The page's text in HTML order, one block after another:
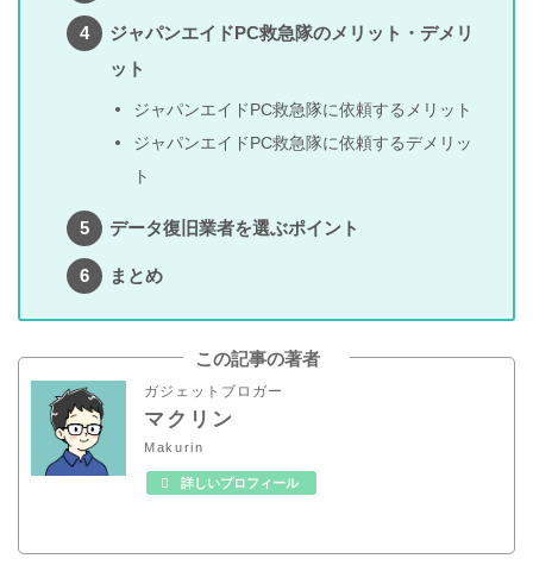
ジャパンエイドPC救急隊のメリット・デメリ
ット
ジャパンエイドPC救急隊に依頼するメリット
ジャパンエイドPC救急隊に依頼するデメリッ
ト
データ復旧業者を選ぶポイント
まとめ
この記事の著者
ガジェットブロガー
マクリン
Makurin
詳しいプロフィール